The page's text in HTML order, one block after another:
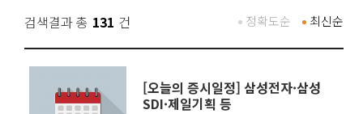
검색결과 총 131 건 최신순
정확도순
[오늘의 증시일정] 삼성전자·삼성
SDI·제일기획 등